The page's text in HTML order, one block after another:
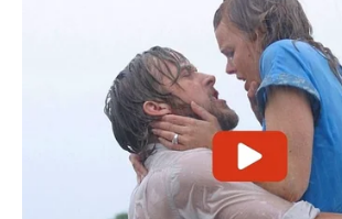
sterilizirane staklene boce. Čuvajte na
mjestu. Iako se može piti već nakon
sazrijevanje daje bogatiji i dublji okus.